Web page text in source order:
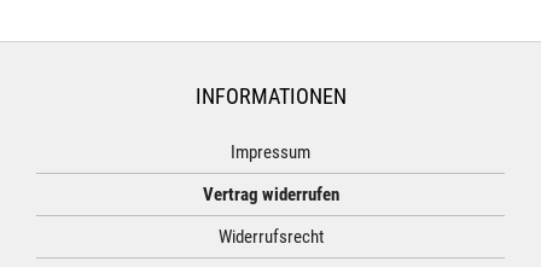
INFORMATIONEN
Impressum
Vertrag widerrufen
Widerrufsrecht